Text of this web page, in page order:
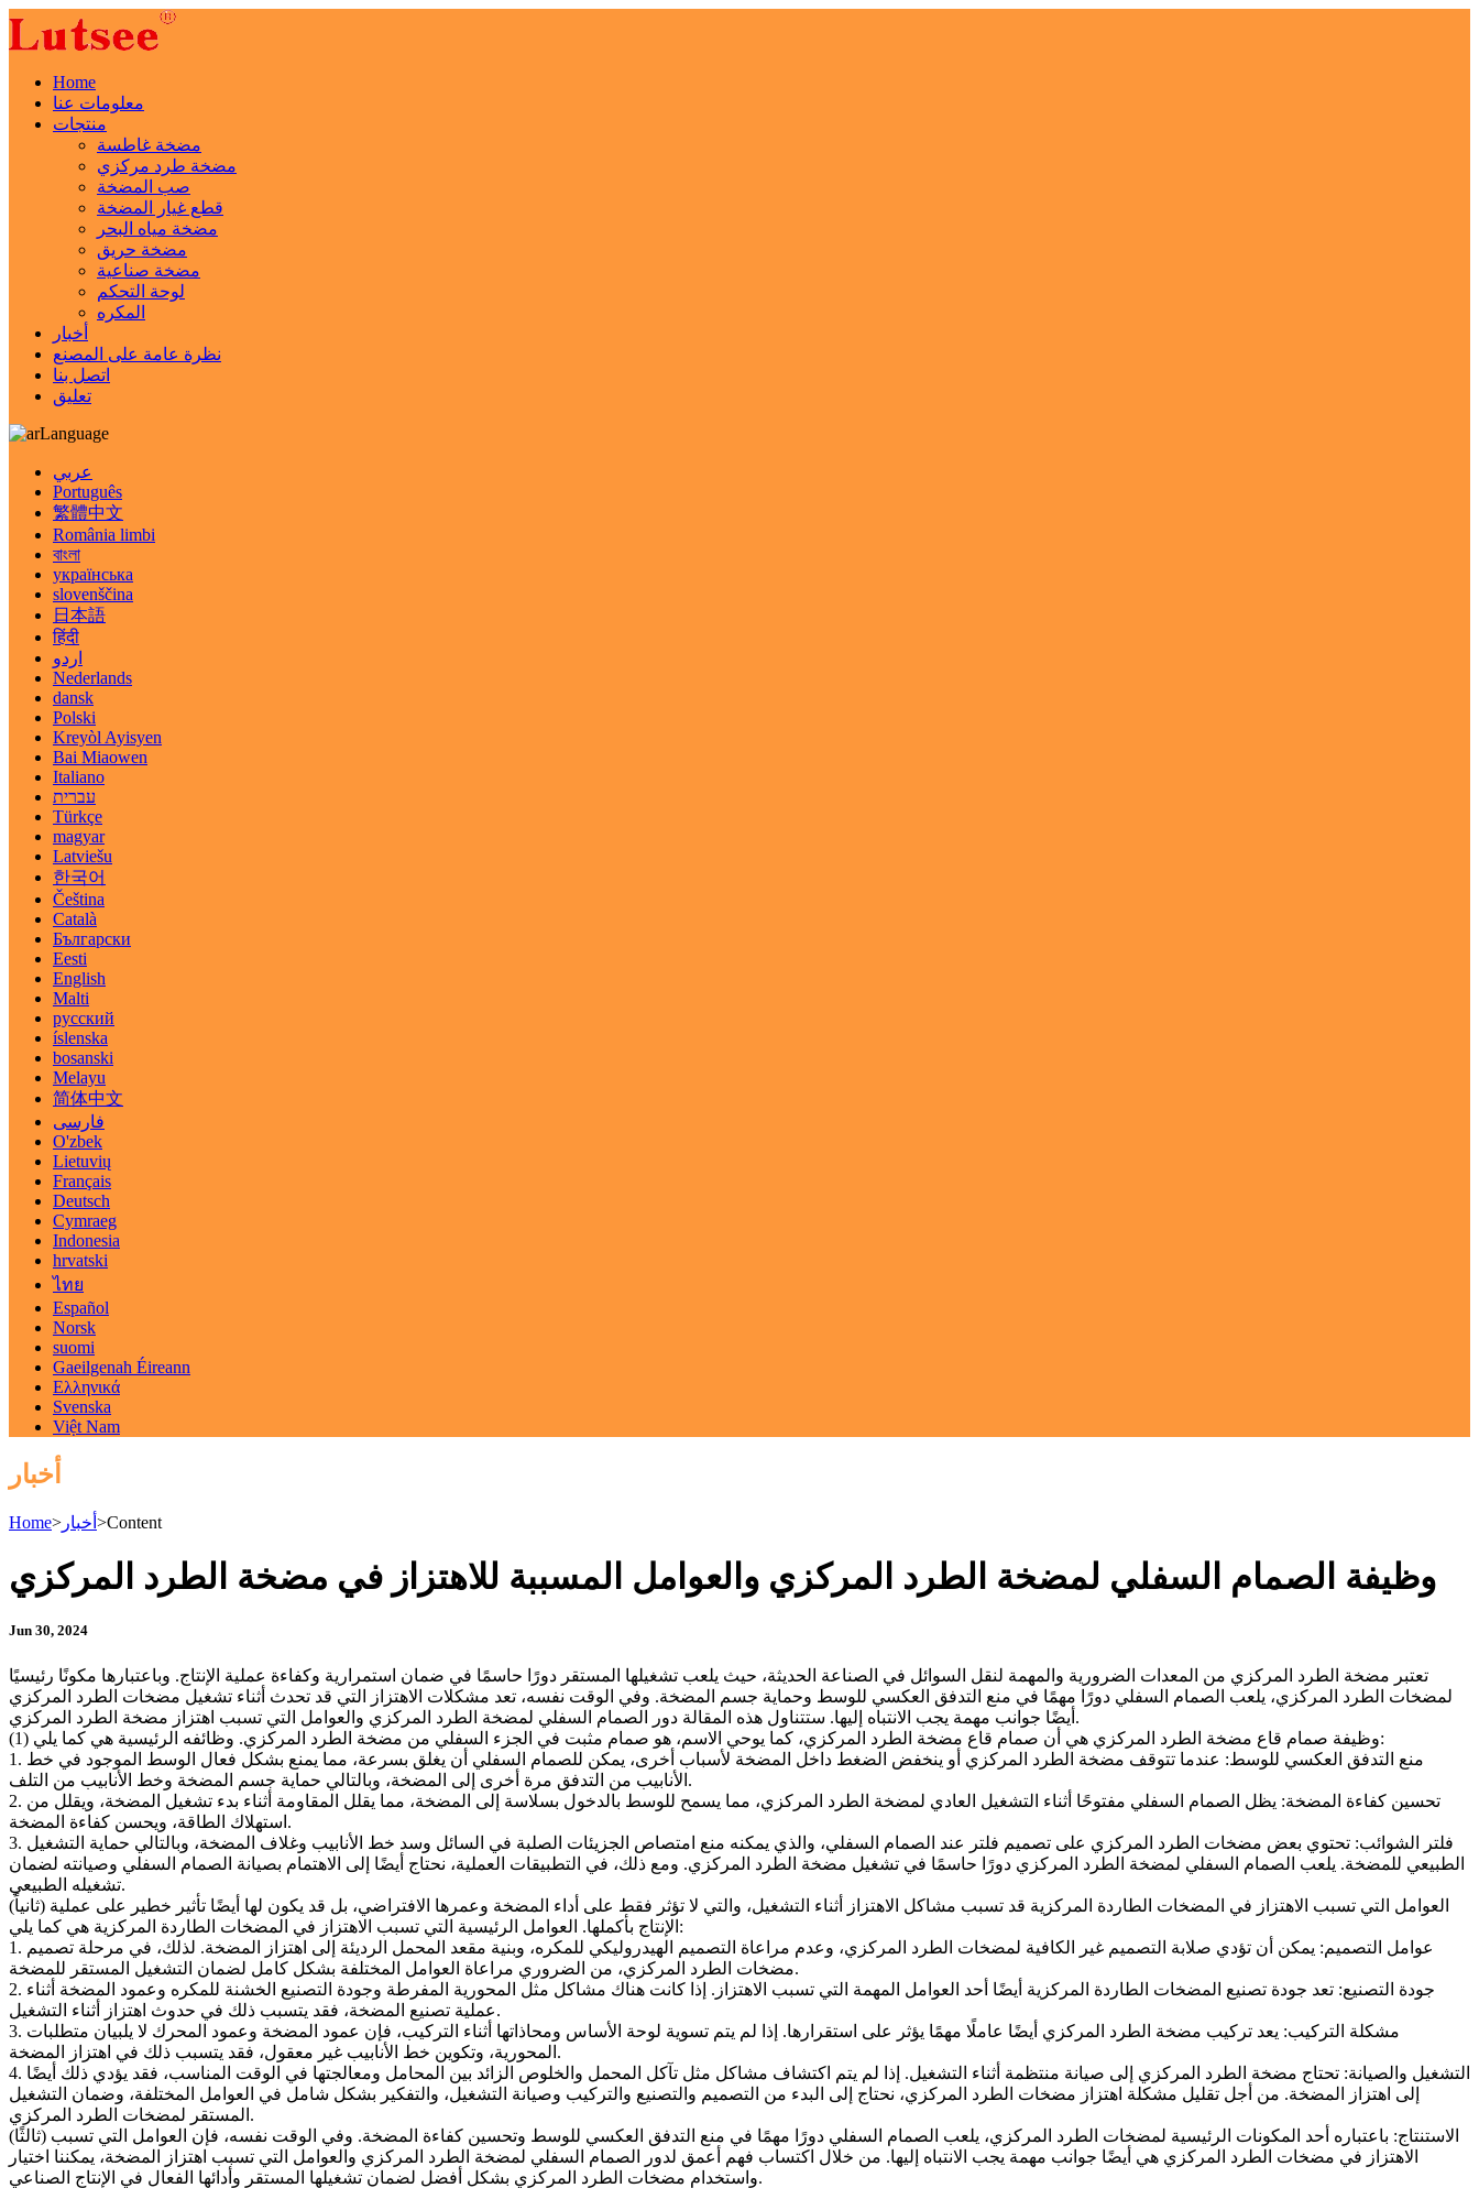
Home
معلومات عنا
منتجات
مضخة غاطسة
مضخة طرد مركزي
صب المضخة
قطع غيار المضخة
مضخة مياه البحر
مضخة حريق
مضخة صناعية
لوحة التحكم
المكره
أخبار
نظرة عامة على المصنع
اتصل بنا
تعليق
Language
عربي
Português
繁體中文
România limbi
বাংলা
українська
slovenščina
日本語
हिंदी
اردو
Nederlands
dansk
Polski
Kreyòl Ayisyen
Bai Miaowen
Italiano
עברית
Türkçe
magyar
Latviešu
한국어
Čeština
Català
Български
Eesti
English
Malti
русский
íslenska
bosanski
Melayu
简体中文
فارسی
O'zbek
Lietuvių
Français
Deutsch
Cymraeg
Indonesia
hrvatski
ไทย
Español
Norsk
suomi
Gaeilgenah Éireann
Ελληνικά
Svenska
Việt Nam
أخبار
Home> أخبار >Content
وظيفة الصمام السفلي لمضخة الطرد المركزي والعوامل المسببة للاهتزاز في مضخة الطرد المركزي
Jun 30, 2024
تعتبر مضخة الطرد المركزي من المعدات الضرورية والمهمة لنقل السوائل في الصناعة الحديثة، حيث يلعب تشغيلها المستقر دورًا حاسمًا في ضمان استمرارية وكفاءة عملية الإنتاج. وباعتبارها مكونًا رئيسيًا
لمضخات الطرد المركزي، يلعب الصمام السفلي دورًا مهمًا في منع التدفق العكسي للوسط وحماية جسم المضخة. وفي الوقت نفسه، تعد مشكلات الاهتزاز التي قد تحدث أثناء تشغيل مضخات الطرد المركزي
أيضًا جوانب مهمة يجب الانتباه إليها. ستتناول هذه المقالة دور الصمام السفلي لمضخة الطرد المركزي والعوامل التي تسبب اهتزاز مضخة الطرد المركزي.
(1) وظيفة صمام قاع مضخة الطرد المركزي هي أن صمام قاع مضخة الطرد المركزي، كما يوحي الاسم، هو صمام مثبت في الجزء السفلي من مضخة الطرد المركزي. وظائفه الرئيسية هي كما يلي:
1. منع التدفق العكسي للوسط: عندما تتوقف مضخة الطرد المركزي أو ينخفض ​​الضغط داخل المضخة لأسباب أخرى، يمكن للصمام السفلي أن يغلق بسرعة، مما يمنع بشكل فعال الوسط الموجود في خط
الأنابيب من التدفق مرة أخرى إلى المضخة، وبالتالي حماية جسم المضخة وخط الأنابيب من التلف.
2. تحسين كفاءة المضخة: يظل الصمام السفلي مفتوحًا أثناء التشغيل العادي لمضخة الطرد المركزي، مما يسمح للوسط بالدخول بسلاسة إلى المضخة، مما يقلل المقاومة أثناء بدء تشغيل المضخة، ويقلل من
استهلاك الطاقة، ويحسن كفاءة المضخة.
3. فلتر الشوائب: تحتوي بعض مضخات الطرد المركزي على تصميم فلتر عند الصمام السفلي، والذي يمكنه منع امتصاص الجزيئات الصلبة في السائل وسد خط الأنابيب وغلاف المضخة، وبالتالي حماية التشغيل
الطبيعي للمضخة. يلعب الصمام السفلي لمضخة الطرد المركزي دورًا حاسمًا في تشغيل مضخة الطرد المركزي. ومع ذلك، في التطبيقات العملية، نحتاج أيضًا إلى الاهتمام بصيانة الصمام السفلي وصيانته لضمان
تشغيله الطبيعي.
(ثانياً) العوامل التي تسبب الاهتزاز في المضخات الطاردة المركزية قد تسبب مشاكل الاهتزاز أثناء التشغيل، والتي لا تؤثر فقط على أداء المضخة وعمرها الافتراضي، بل قد يكون لها أيضًا تأثير خطير على عملية
الإنتاج بأكملها. العوامل الرئيسية التي تسبب الاهتزاز في المضخات الطاردة المركزية هي كما يلي:
1. عوامل التصميم: يمكن أن تؤدي صلابة التصميم غير الكافية لمضخات الطرد المركزي، وعدم مراعاة التصميم الهيدروليكي للمكره، وبنية مقعد المحمل الرديئة إلى اهتزاز المضخة. لذلك، في مرحلة تصميم
مضخات الطرد المركزي، من الضروري مراعاة العوامل المختلفة بشكل كامل لضمان التشغيل المستقر للمضخة.
2. جودة التصنيع: تعد جودة تصنيع المضخات الطاردة المركزية أيضًا أحد العوامل المهمة التي تسبب الاهتزاز. إذا كانت هناك مشاكل مثل المحورية المفرطة وجودة التصنيع الخشنة للمكره وعمود المضخة أثناء
عملية تصنيع المضخة، فقد يتسبب ذلك في حدوث اهتزاز أثناء التشغيل.
3. مشكلة التركيب: يعد تركيب مضخة الطرد المركزي أيضًا عاملًا مهمًا يؤثر على استقرارها. إذا لم يتم تسوية لوحة الأساس ومحاذاتها أثناء التركيب، فإن عمود المضخة وعمود المحرك لا يلبيان متطلبات
المحورية، وتكوين خط الأنابيب غير معقول، فقد يتسبب ذلك في اهتزاز المضخة.
4. التشغيل والصيانة: تحتاج مضخة الطرد المركزي إلى صيانة منتظمة أثناء التشغيل. إذا لم يتم اكتشاف مشاكل مثل تآكل المحمل والخلوص الزائد بين المحامل ومعالجتها في الوقت المناسب، فقد يؤدي ذلك أيضًا
إلى اهتزاز المضخة. من أجل تقليل مشكلة اهتزاز مضخات الطرد المركزي، نحتاج إلى البدء من التصميم والتصنيع والتركيب وصيانة التشغيل، والتفكير بشكل شامل في العوامل المختلفة، وضمان التشغيل
المستقر لمضخات الطرد المركزي.
(ثالثًا) الاستنتاج: باعتباره أحد المكونات الرئيسية لمضخات الطرد المركزي، يلعب الصمام السفلي دورًا مهمًا في منع التدفق العكسي للوسط وتحسين كفاءة المضخة. وفي الوقت نفسه، فإن العوامل التي تسبب
الاهتزاز في مضخات الطرد المركزي هي أيضًا جوانب مهمة يجب الانتباه إليها. من خلال اكتساب فهم أعمق لدور الصمام السفلي لمضخة الطرد المركزي والعوامل التي تسبب اهتزاز المضخة، يمكننا اختيار
واستخدام مضخات الطرد المركزي بشكل أفضل لضمان تشغيلها المستقر وأدائها الفعال في الإنتاج الصناعي.